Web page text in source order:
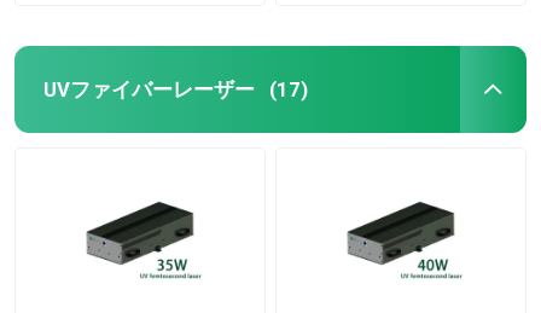
UVファイバーレーザー (17)